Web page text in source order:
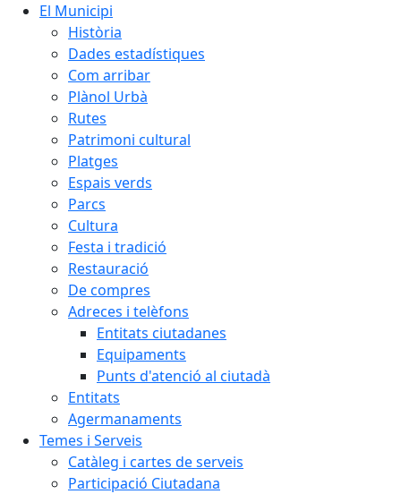
El Municipi
Història
Dades estadístiques
Com arribar
Plànol Urbà
Rutes
Patrimoni cultural
Platges
Espais verds
Parcs
Cultura
Festa i tradició
Restauració
De compres
Adreces i telèfons
Entitats ciutadanes
Equipaments
Punts d'atenció al ciutadà
Entitats
Agermanaments
Temes i Serveis
Catàleg i cartes de serveis
Participació Ciutadana